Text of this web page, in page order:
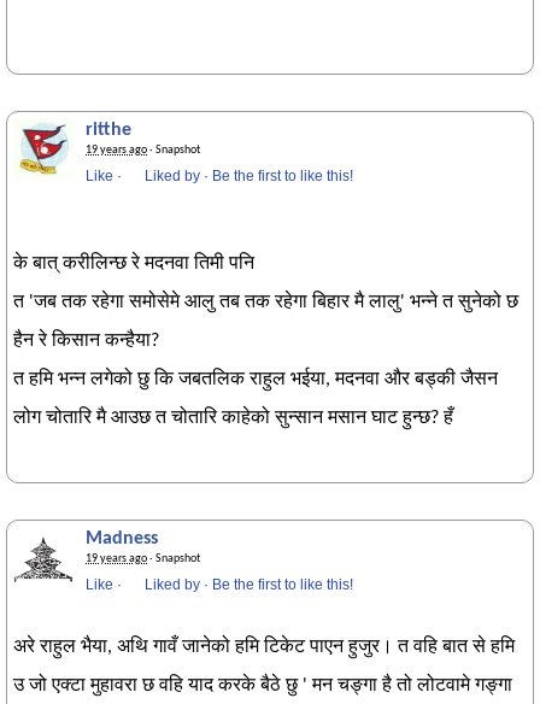
ritthe
19 years ago· Snapshot
Like · Liked by · Be the first to like this!
के बात् करीलिन्छ रे मदनवा तिमी पनि
त 'जब तक रहेगा समोसेमे आलु तब तक रहेगा बिहार मै लालु' भन्ने त सुनेको छ
हैन रे किसान कन्हैया?
त हमि भन्न लगेको छु कि जबतलिक राहुल भईया, मदनवा और बड्की जैसन
लोग चोतारि मै आउछ त चोतारि काहेको सुन्सान मसान घाट हुन्छ? हँ
Madness
19 years ago· Snapshot
Like · Liked by · Be the first to like this!
अरे राहुल भैया, अथि गावँ जानेको हमि टिकेट पाएन हुजुर। त वहि बात से हमि
उ जो एक्टा मुहावरा छ वहि याद करके बैठे छु ' मन चङ्गा है तो लोटवामे गङ्गा